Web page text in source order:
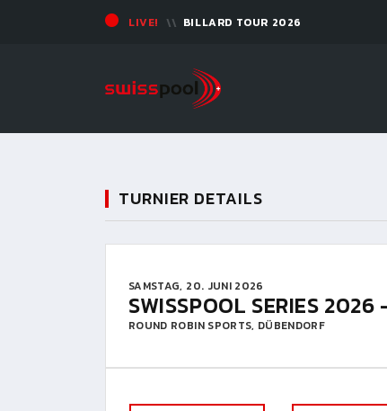
LIVE! BILLARD TOUR 2026
TURNIER DETAILS
SAMSTAG, 20. JUNI 2026
SWISSPOOL SERIES
ROUND ROBIN SPORTS, DÜBENDORF